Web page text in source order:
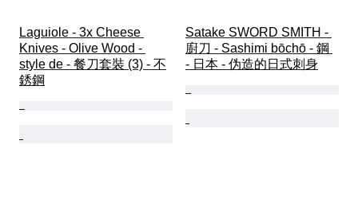
Laguiole - 3x Cheese
Knives - Olive Wood -
style de - 餐刀套裝 (3) - 不
銹鋼
Satake SWORD SMITH -
廚刀 - Sashimi bōchō - 鋼
- 日本 - 伪造的日式刺身